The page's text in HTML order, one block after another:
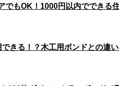
でもOK！1000円以内でできる
きる！？木工用ボンドとの違い